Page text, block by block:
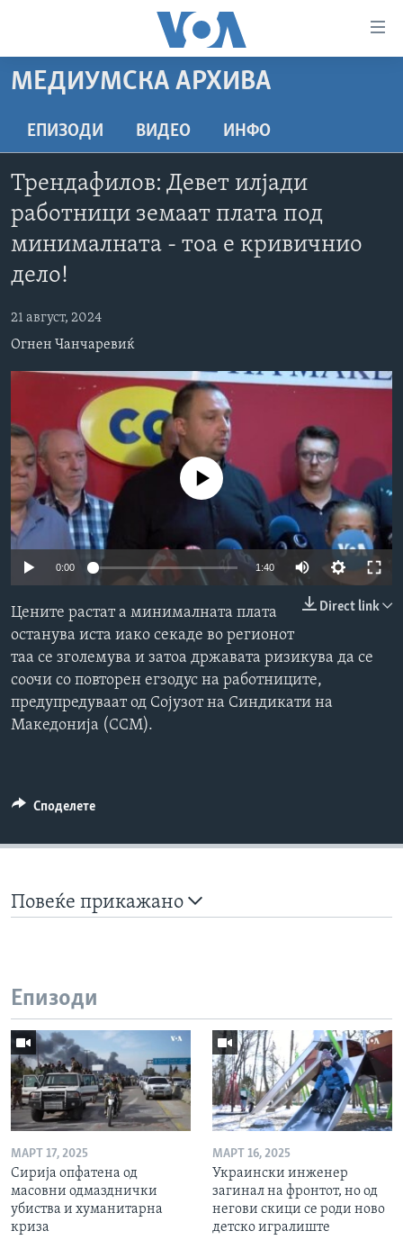
пристапност
содржина
Премини
до
страната
навигација
ДОМА
РУБРИКИ
МАКЕДОНИЈА
ЗДРАВЈЕ
УМЕТНОСТ И ЗАБАВА
ИНТЕРВЈУА
ДОКУМЕНТАРЦИ
АРХИВИРАНА ПРОГРАМА
ИЗБОРИ ВО САД 2020 - АРХИВА
Јазици
МЕДИУМСКА АРХИВА
ЕПИЗОДИ ВИДЕО ИНФО
Трендафилов: Девет илјади
работници земаат плата под
минималната - тоа е кривичнио
дело!
21 август, 2024
Огнен Чанчаревиќ
No media source currently available
0:00 1:40
Direct link
Цените растат а минималната плата
останува иста иако секаде во регионот
таа се зголемува и затоа државата ризикува да се
соочи со повторен егзодус на работниците,
предупредуваат од Сојузот на Синдикати на
Македонија (ССМ).
Споделете
Повеќе прикажано
Епизоди
МАРТ 17, 2025
Сирија опфатена од
масовни одмазднички
убиства и хуманитарна
криза
МАРТ 16, 2025
Украински инженер
загинал на фронтот, но од
негови скици се роди ново
детско игралиште